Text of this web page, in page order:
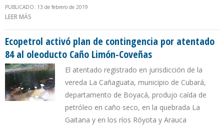
PUBLICADO: 13 de febrero de 2019
LEER MÁS
Ecopetrol activó plan de contingencia por atentado
84 al oleoducto Caño Limón-Coveñas
El atentado registrado en jurisdicción de la
vereda La Cañaguata, municipio de Cubará,
departamento de Boyacá, produjo caída de
petróleo en caño seco, en la quebrada La
Gaitana y en los ríos Róyota y Arauca